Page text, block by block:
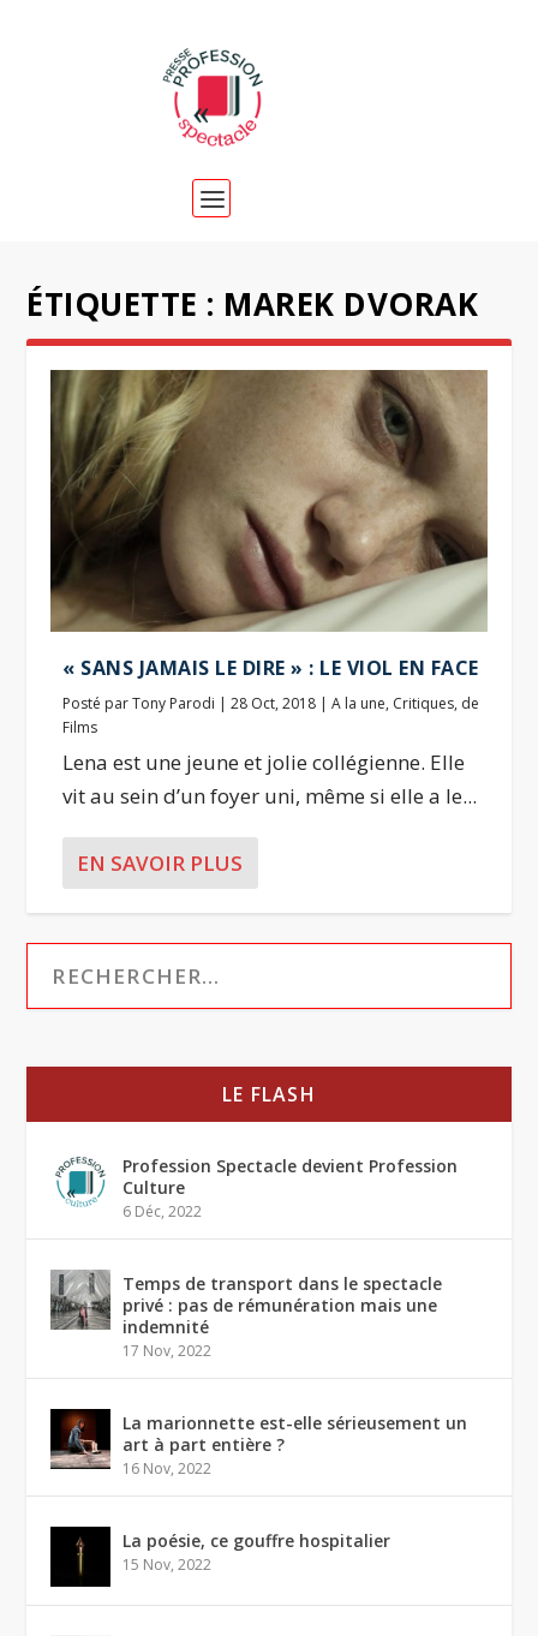
ÉTIQUETTE : MAREK DVORAK
« SANS JAMAIS LE DIRE » : LE VIOL EN FACE
Posté parTony Parodi |28 Oct, 2018 |A la une, Critiques, de
Films
Lena est une jeune et jolie collégienne. Elle
vit au sein d’un foyer uni, même si elle a le...
EN SAVOIR PLUS
LE FLASH
Profession Spectacle devient Profession
Culture
6 Déc, 2022
Temps de transport dans le spectacle
privé : pas de rémunération mais une
indemnité
17 Nov, 2022
La marionnette est-elle sérieusement un
art à part entière ?
16 Nov, 2022
La poésie, ce gouffre hospitalier
15 Nov, 2022